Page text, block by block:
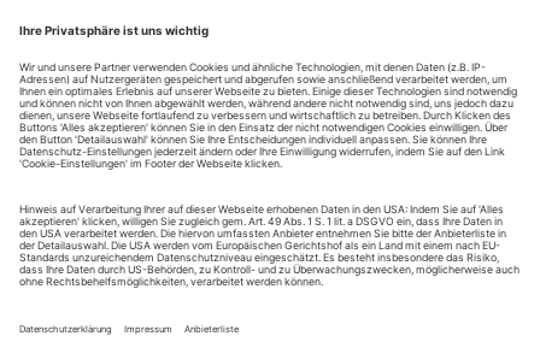
Ereignisse informiert. Theater heute erscheint 12-mal im
Jahr mit einem Doppelheft im Juli und dem Jahrbuch im
August.
Sie erhalten Zugang zum Online-Archiv von Theater
heute und können sowohl das aktuelle ePaper als auch
das ePaper-Archiv über Ihren Account auf www.der-
theaterverlag.de einsehen. Zugang zur App auf Anfrage.
Das Abonnement hat eine Laufzeit von einem Monat und
verlängert sich jeweils um einen weiteren Monat, sofern
es nicht vom Kunden auf der Seite „Mein Konto/Meine
Bestellungen“ auf www.der-theaterverlag.de gekündigt